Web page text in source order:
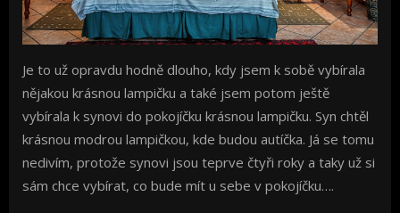
Je to už opravdu hodně dlouho, kdy jsem k sobě vybírala
nějakou krásnou lampičku a také jsem potom ještě
vybírala k synovi do pokojíčku krásnou lampičku. Syn chtěl
krásnou modrou lampičkou, kde budou autíčka. Já se tomu
nedivím, protože synovi jsou teprve čtyři roky a taky už si
sám chce vybírat, co bude mít u sebe v pokojíčku….